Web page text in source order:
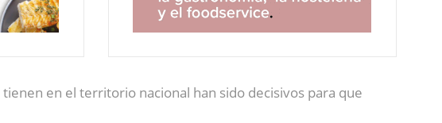
tienen en el territorio nacional han sido decisivos para que